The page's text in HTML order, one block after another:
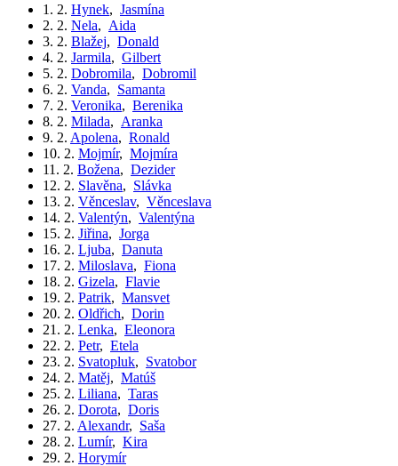
1. 2. Hynek, Jasmína
2. 2. Nela, Aida
3. 2. Blažej, Donald
4. 2. Jarmila, Gilbert
5. 2. Dobromila, Dobromil
6. 2. Vanda, Samanta
7. 2. Veronika, Berenika
8. 2. Milada, Aranka
9. 2. Apolena, Ronald
10. 2. Mojmír, Mojmíra
11. 2. Božena, Dezider
12. 2. Slavěna, Slávka
13. 2. Věnceslav, Věnceslava
14. 2. Valentýn, Valentýna
15. 2. Jiřina, Jorga
16. 2. Ljuba, Danuta
17. 2. Miloslava, Fiona
18. 2. Gizela, Flavie
19. 2. Patrik, Mansvet
20. 2. Oldřich, Dorin
21. 2. Lenka, Eleonora
22. 2. Petr, Etela
23. 2. Svatopluk, Svatobor
24. 2. Matěj, Matúš
25. 2. Liliana, Taras
26. 2. Dorota, Doris
27. 2. Alexandr, Saša
28. 2. Lumír, Kira
29. 2. Horymír